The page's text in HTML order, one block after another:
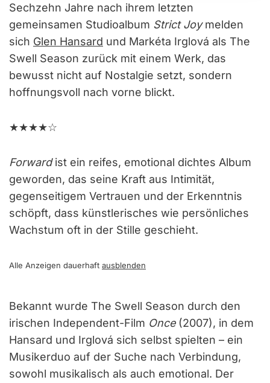
Sechzehn Jahre nach ihrem letzten
gemeinsamen Studioalbum Strict Joymelden
sich Glen Hansard und Markéta Irglová als The
Swell Season zurück mit einem Werk, das
bewusst nicht auf Nostalgie setzt, sondern
hoffnungsvoll nach vorne blickt.
★★★★☆
Forwardist ein reifes, emotional dichtes Album
geworden, das seine Kraft aus Intimität,
gegenseitigem Vertrauen und der Erkenntnis
schöpft, dass künstlerisches wie persönliches
Wachstum oft in der Stille geschieht.
Alle Anzeigen dauerhaft ausblenden
Bekannt wurde The Swell Season durch den
irischen Independent-Film Once(2007), in dem
Hansard und Irglová sich selbst spielten – ein
Musikerduo auf der Suche nach Verbindung,
sowohl musikalisch als auch emotional. Der